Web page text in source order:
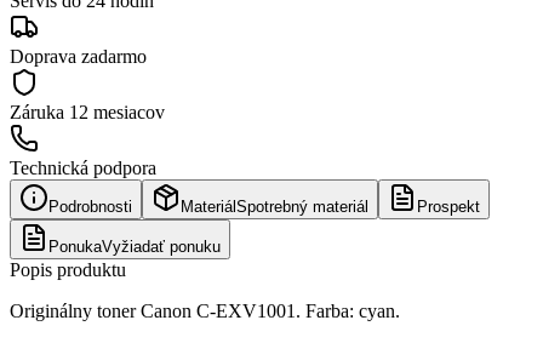
Doprava zadarmo
Záruka 12 mesiacov
Technická podpora
Podrobnosti Materiál Spotrebný materiál Prospekt
PonukaVyžiadať ponuku
Popis produktu
Originálny toner Canon C-EXV1001. Farba: cyan.